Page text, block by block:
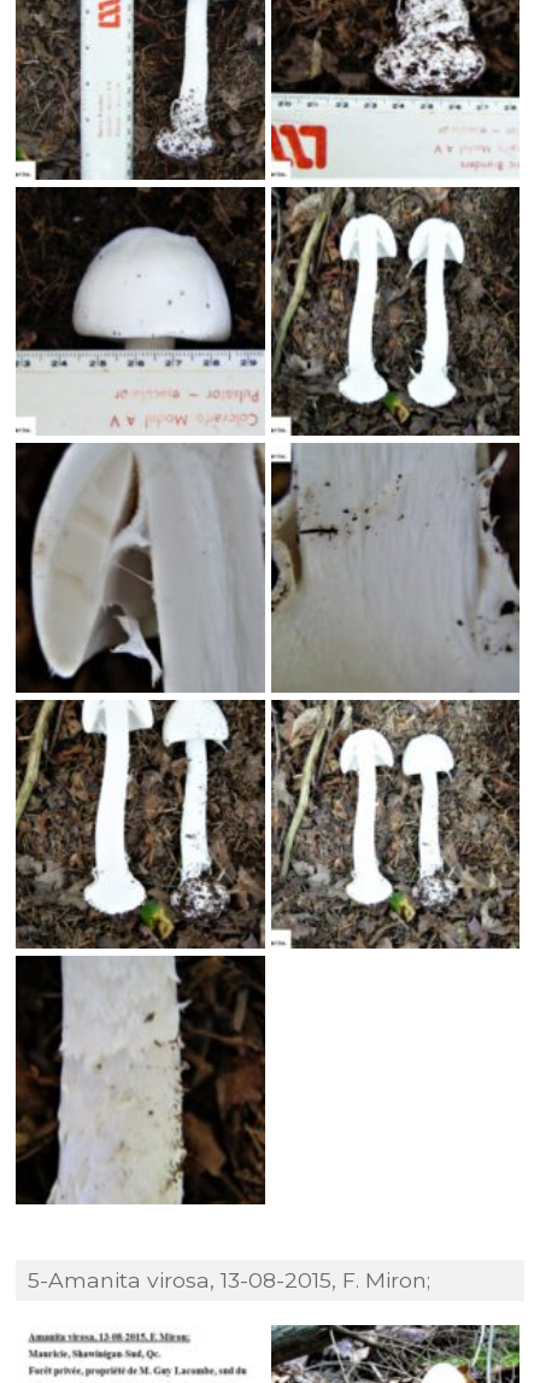
5-Amanita virosa, 13-08-2015, F. Miron;